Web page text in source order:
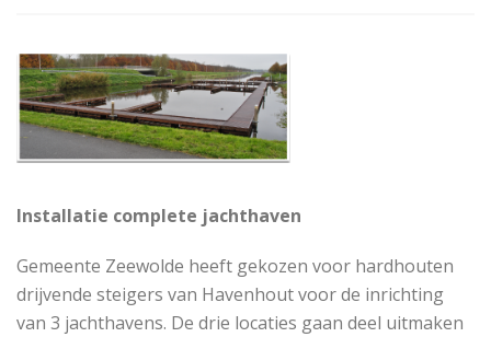
Installatie complete jachthaven
Gemeente Zeewolde heeft gekozen voor hardhouten
drijvende steigers van Havenhout voor de inrichting
van 3 jachthavens. De drie locaties gaan deel uitmaken